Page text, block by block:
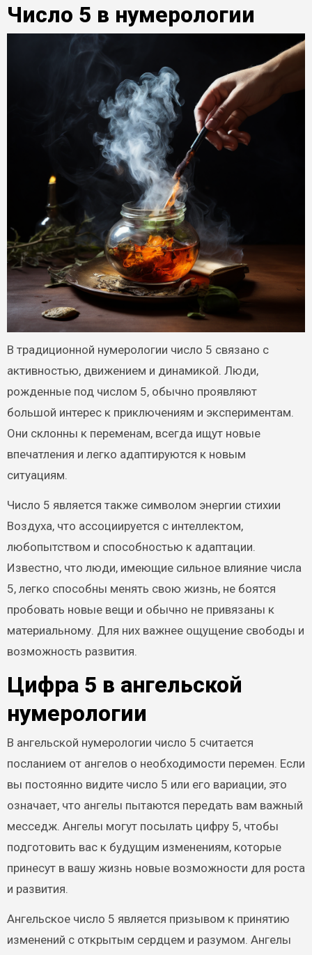
Число 5 в нумерологии
В традиционной нумерологии число 5 связано с
активностью, движением и динамикой. Люди,
рожденные под числом 5, обычно проявляют
большой интерес к приключениям и экспериментам.
Они склонны к переменам, всегда ищут новые
впечатления и легко адаптируются к новым
ситуациям.
Число 5 является также символом энергии стихии
Воздуха, что ассоциируется с интеллектом,
любопытством и способностью к адаптации.
Известно, что люди, имеющие сильное влияние числа
5, легко способны менять свою жизнь, не боятся
пробовать новые вещи и обычно не привязаны к
материальному. Для них важнее ощущение свободы и
возможность развития.
Цифра 5 в ангельской
нумерологии
В ангельской нумерологии число 5 считается
посланием от ангелов о необходимости перемен. Если
вы постоянно видите число 5 или его вариации, это
означает, что ангелы пытаются передать вам важный
месседж. Ангелы могут посылать цифру 5, чтобы
подготовить вас к будущим изменениям, которые
принесут в вашу жизнь новые возможности для роста
и развития.
Ангельское число 5 является призывом к принятию
изменений с открытым сердцем и разумом. Ангелы